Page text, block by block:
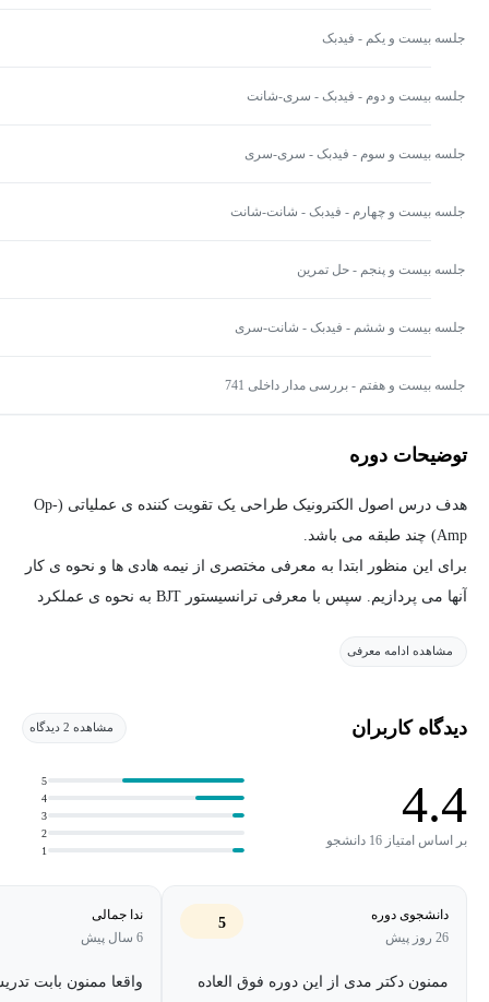
جلسه بیست و یکم - فیدبک
جلسه بیست و دوم - فیدبک - سری-شانت
جلسه بیست و سوم - فیدبک - سری-سری
جلسه بیست و چهارم - فیدبک - شانت-شانت
جلسه بیست و پنجم - حل تمرین
جلسه بیست و ششم - فیدبک - شانت-سری
جلسه بیست و هفتم - بررسی مدار داخلی 741
توضیحات دوره
هدف درس اصول الکترونیک طراحی یک تقویت کننده ی عملیاتی (Op-
Amp) چند طبقه می باشد.
برای این منظور ابتدا به معرفی مختصری از نیمه هادی ها و نحوه ی کار
آنها می پردازیم. سپس با معرفی ترانسیستور BJT به نحوه ی عملکرد
ایجاد تقویت کننده های چند طبقه و تفاضلی به ساخت یک آپ-آمپ
تکنولوژی به کار برده شده در این درس BJT می باشد ولی مباحث بیان
کتاب مرجع:
Paul J. Hurst, Stephen H. Lewis, Robert G. Meyer
مشاهده ادامه معرفی
دیدگاه کاربران مشاهده 2 دیدگاه
4.4
بر اساس امتیاز 16 دانشجو
1
2
3
4
5
دانشجوی دوره
26 روز پیش
5
ممنون دکتر مدی از این دوره فوق العاده
ندا جمالی
6 سال پیش
واقعا ممنون بابت